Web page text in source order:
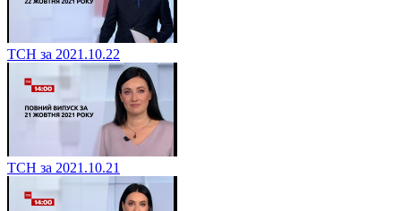
ТСН за 2021.10.22
ТСН за 2021.10.21